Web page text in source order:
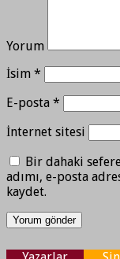
Yorum
İsim *
E-posta *
İnternet sitesi
Bir dahaki
adımı, e-posta
kaydet.